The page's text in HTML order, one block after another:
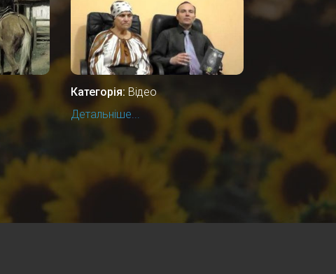
Категорія: Відео
Детальніше...